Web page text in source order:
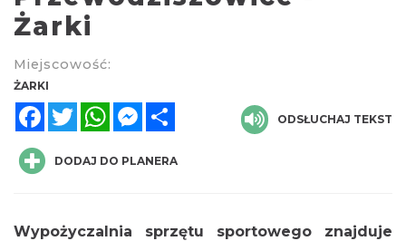
Żarki
Miejscowość:
ŻARKI
FacebookTwitterWhatsAppMessenger
ODSŁUCHAJ TEKST
DODAJ DO PLANERA
Wypożyczalnia sprzętu sportowego znajduje